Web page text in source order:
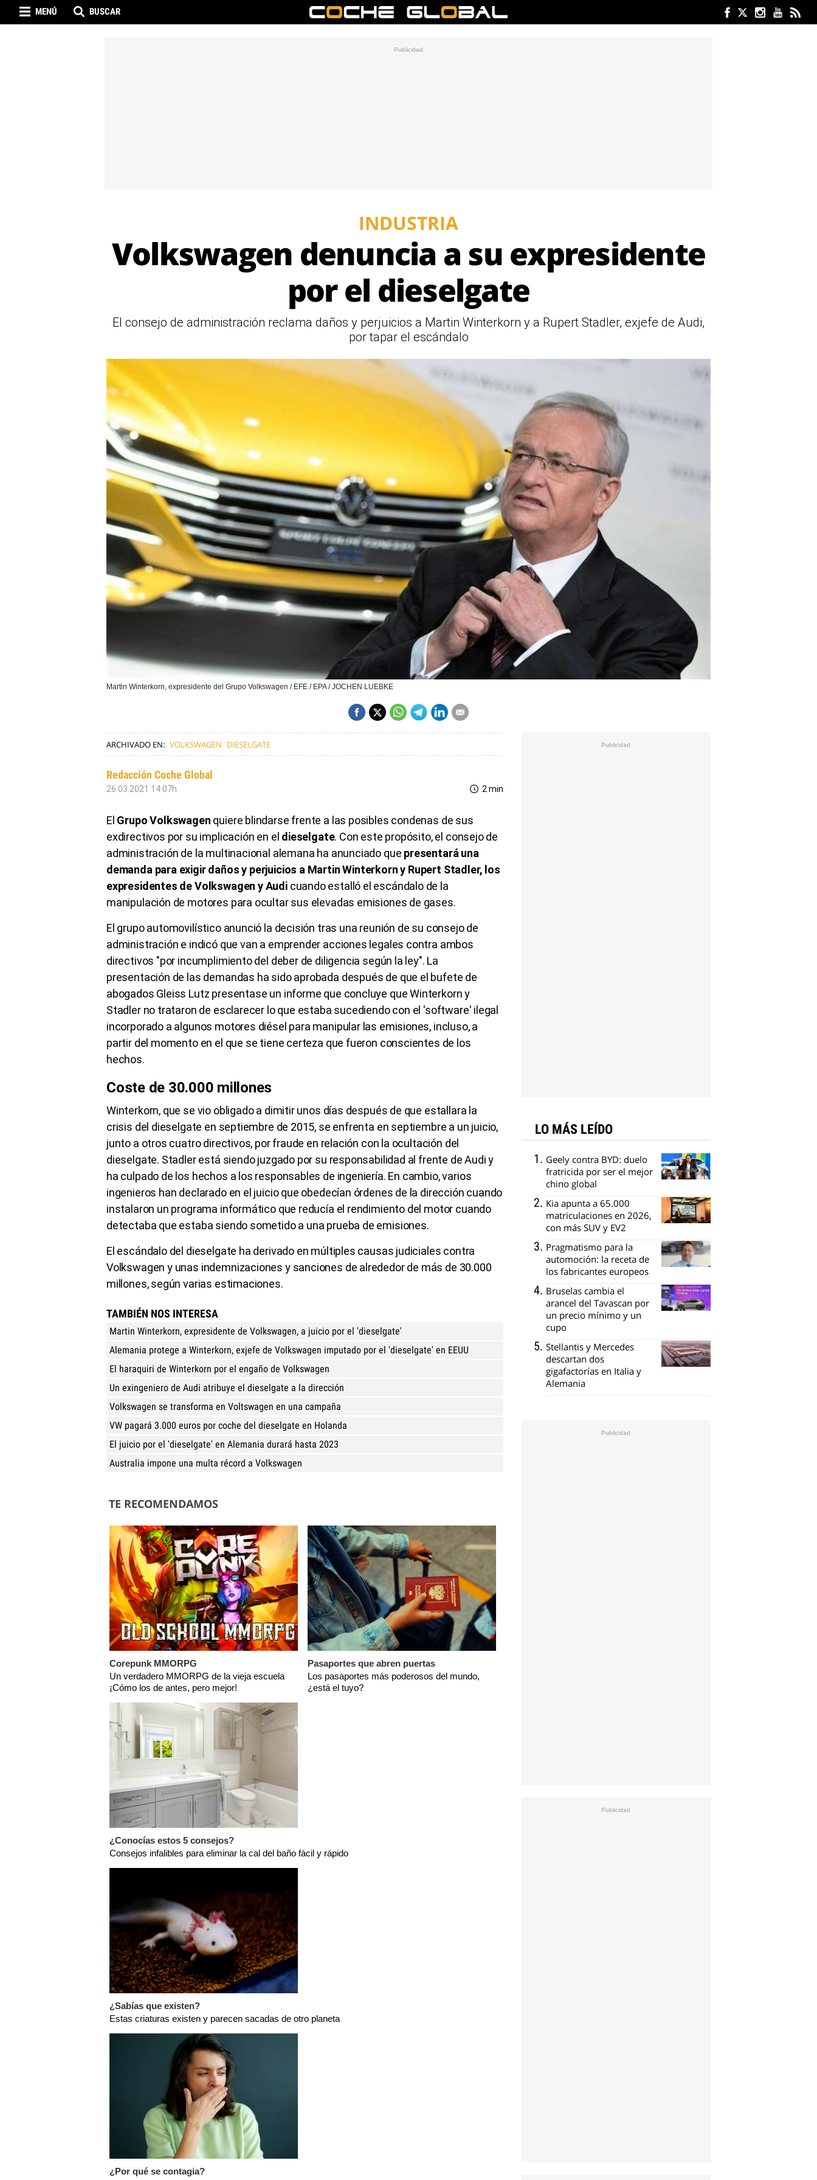
MENÚ BUSCAR
INDUSTRIA
Volkswagen denuncia a su expresidente
por el dieselgate
El consejo de administración reclama daños y perjuicios a Martin Winterkorn y a Rupert Stadler, exjefe de Audi,
por tapar el escándalo
Martin Winterkorn, expresidente del Grupo Volkswagen / EFE / EPA / JOCHEN LUEBKE
ARCHIVADO EN: VOLKSWAGEN DIESELGATE
Redacción Coche Global
26.03.2021 14:07h 2 min
El Grupo Volkswagen quiere blindarse frente a las posibles condenas de sus
exdirectivos por su implicación en el dieselgate. Con este propósito, el consejo de
administración de la multinacional alemana ha anunciado que presentará una
demanda para exigir daños y perjuicios a Martin Winterkorn y Rupert Stadler, los
expresidentes de Volkswagen y Audicuando estalló el escándalo de la
manipulación de motores para ocultar sus elevadas emisiones de gases.
El grupo automovilístico anunció la decisión tras una reunión de su consejo de
administración e indicó que van a emprender acciones legales contra ambos
directivos "por incumplimiento del deber de diligencia según la ley". La
presentación de las demandas ha sido aprobada después de que el bufete de
abogados Gleiss Lutz presentase un informe que concluye que Winterkorn y
Stadler no trataron de esclarecer lo que estaba sucediendo con el 'software' ilegal
incorporado a algunos motores diésel para manipular las emisiones, incluso, a
partir del momento en el que se tiene certeza que fueron conscientes de los
hechos.
Coste de 30.000 millones
Winterkorn, que se vio obligado a dimitir unos días después de que estallara la
crisis del dieselgate en septiembre de 2015, se enfrenta en septiembre a un juicio,
junto a otros cuatro directivos, por fraude en relación con la ocultación del
dieselgate. Stadler está siendo juzgado por su responsabilidad al frente de Audi y
ha culpado de los hechos a los responsables de ingeniería. En cambio, varios
ingenieros han declarado en el juicio que obedecían órdenes de la dirección cuando
instalaron un programa informático que reducía el rendimiento del motor cuando
detectaba que estaba siendo sometido a una prueba de emisiones.
El escándalo del dieselgate ha derivado en múltiples causas judiciales contra
Volkswagen y unas indemnizaciones y sanciones de alrededor de más de 30.000
millones, según varias estimaciones.
TAMBIÉN NOS INTERESA
Martin Winterkorn, expresidente de Volkswagen, a juicio por el 'dieselgate'
Alemania protege a Winterkorn, exjefe de Volkswagen imputado por el 'dieselgate' en EEUU
El haraquiri de Winterkorn por el engaño de Volkswagen
Un exingeniero de Audi atribuye el dieselgate a la dirección
Volkswagen se transforma en Voltswagen en una campaña
VW pagará 3.000 euros por coche del dieselgate en Holanda
El juicio por el 'dieselgate' en Alemania durará hasta 2023
Australia impone una multa récord a Volkswagen
TE RECOMENDAMOS
Corepunk MMORPG
Un verdadero MMORPG de la vieja escuela
¡Cómo los de antes, pero mejor!
Pasaportes que abren puertas
Los pasaportes más poderosos del mundo,
¿está el tuyo?
¿Conocías estos 5 consejos?
Consejos infalibles para eliminar la cal del baño fácil y rápido
¿Sabías que existen?
Estas criaturas existen y parecen sacadas de otro planeta
¿Por qué se contagia?
LO MÁS LEÍDO
Geely contra BYD: duelo
fratricida por ser el mejor
chino global
Kia apunta a 65.000
matriculaciones en 2026,
con más SUV y EV2
Pragmatismo para la
automoción: la receta de
los fabricantes europeos
Bruselas cambia el
arancel del Tavascan por
un precio mínimo y un
cupo
Stellantis y Mercedes
descartan dos
gigafactorías en Italia y
Alemania